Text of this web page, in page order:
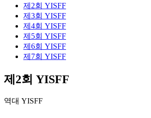
제2회 YISFF
제3회 YISFF
제4회 YISFF
제5회 YISFF
제6회 YISFF
제7회 YISFF
제2회 YISFF
역대 YISFF